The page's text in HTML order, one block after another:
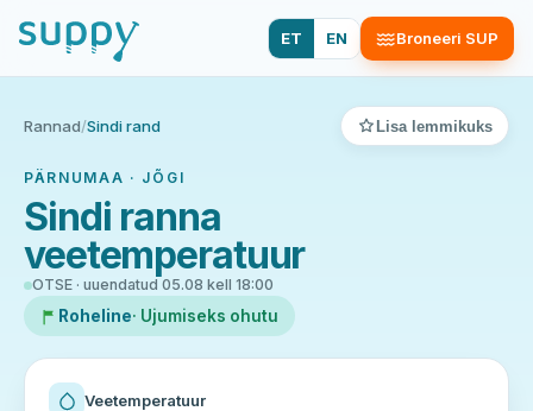
ET EN Broneeri SUP
Rannad/Sindi rand Lisa lemmikuks
PÄRNUMAA · JÕGI
Sindi ranna
veetemperatuur
OTSE · uuendatud 05.08 kell 18:00
Roheline· Ujumiseks ohutu
Veetemperatuur